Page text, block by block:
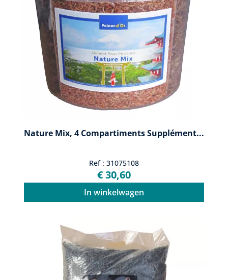
Nature Mix, 4 Compartiments Supplément...
Ref : 31075108
€ 30,60
In winkelwagen